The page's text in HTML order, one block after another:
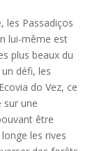
les Passadiços
lui-même est
plus beaux du
défi, les
do Vez, ce
sur une
être
les rives